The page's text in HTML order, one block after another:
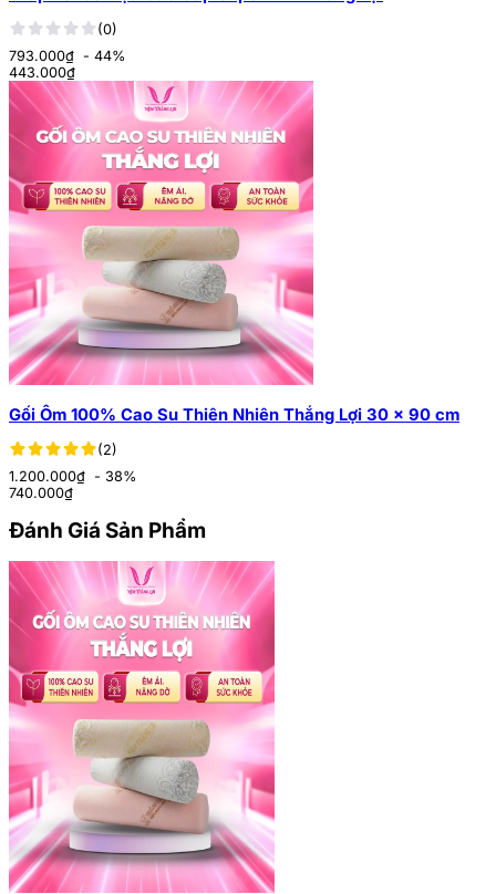
(0)
793.000₫ - 44%
443.000₫
Gối Ôm 100% Cao Su Thiên Nhiên Thắng Lợi 30 x 90 cm
(2)
1.200.000₫ - 38%
740.000₫
Đánh Giá Sản Phẩm